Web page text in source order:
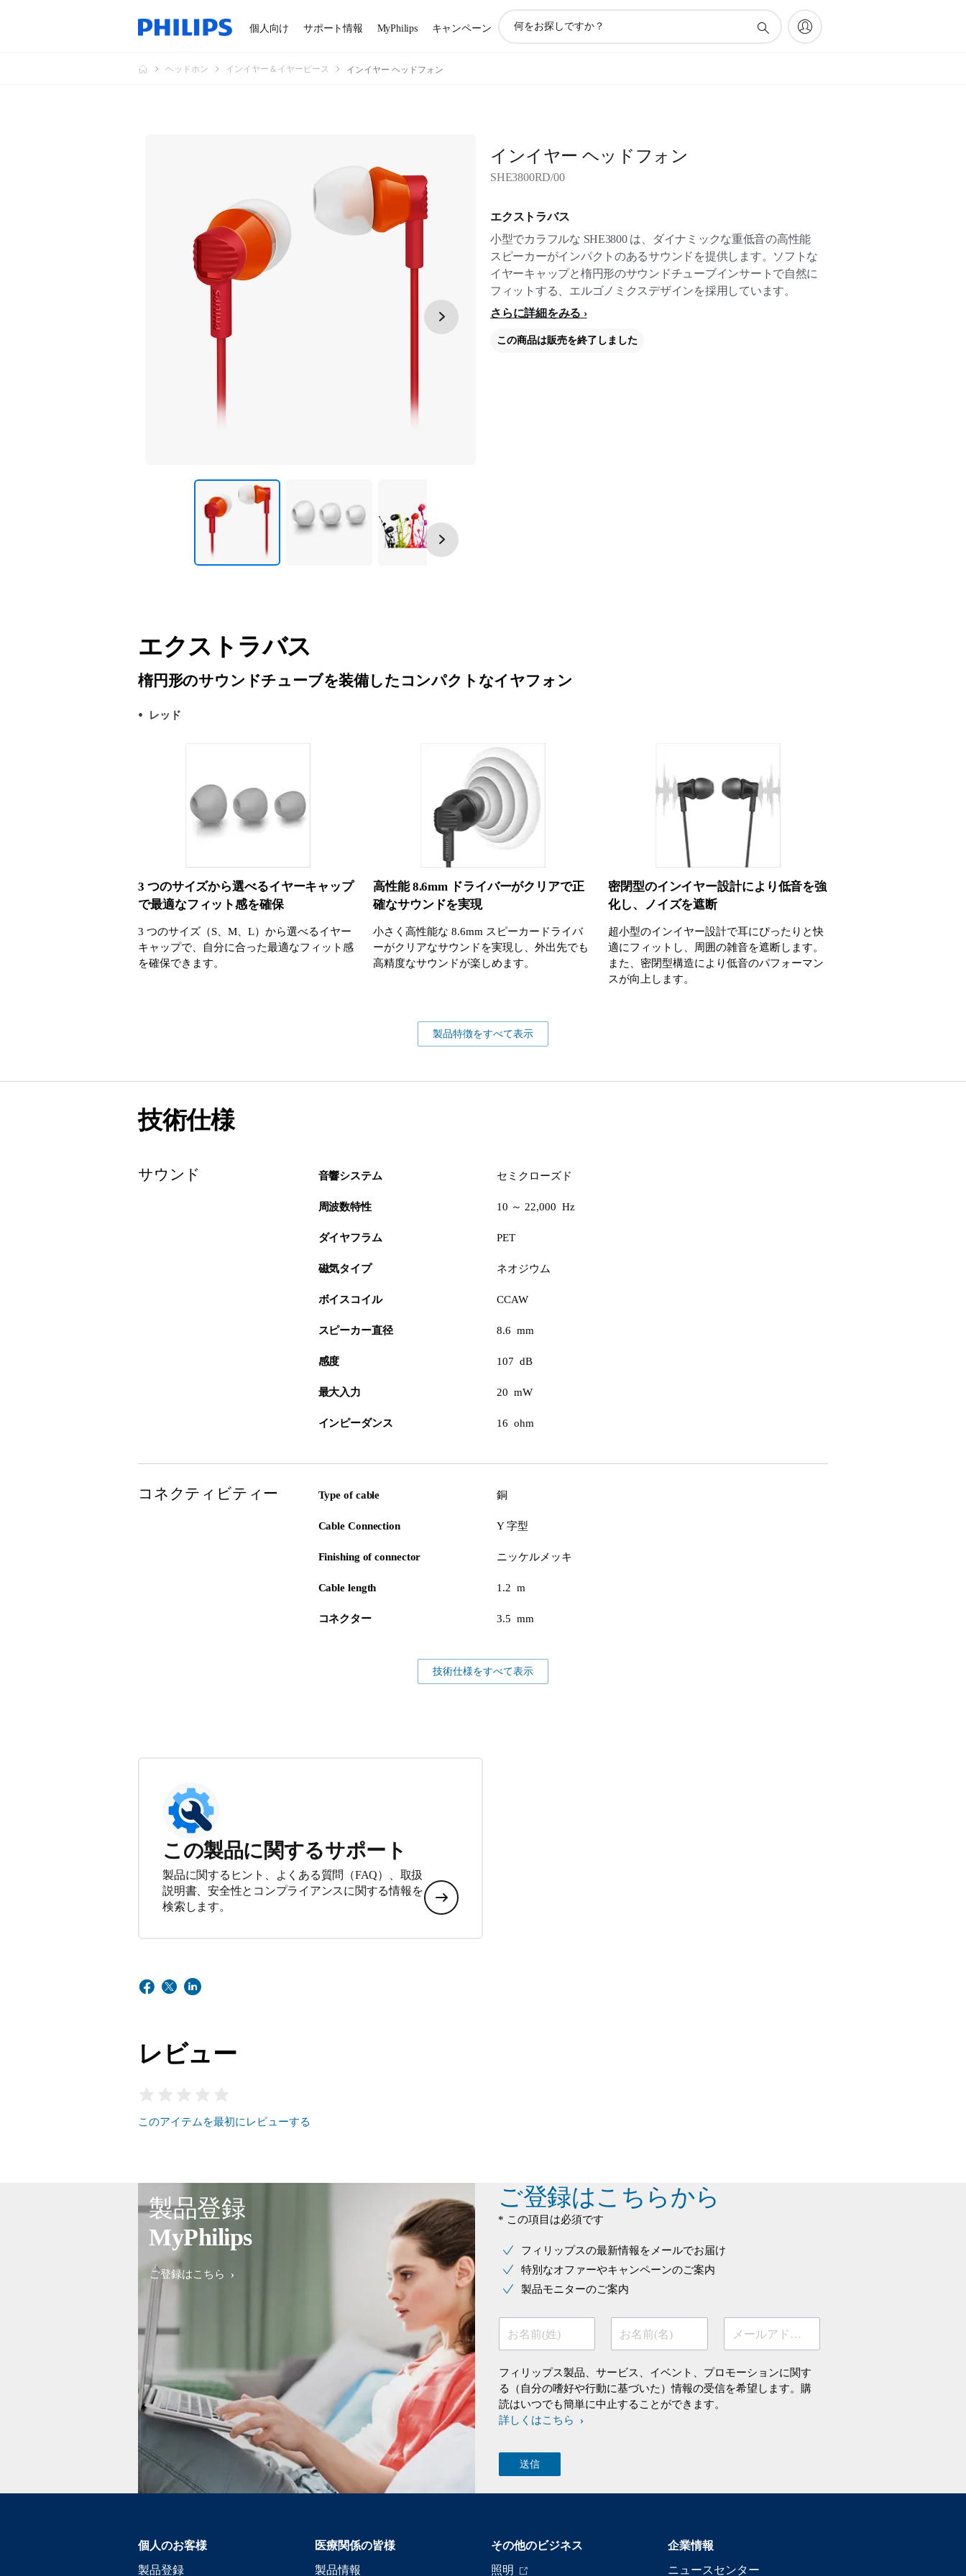
個人向け サポート情報 MyPhilips キャンペーン
索
ヘッドホン インイヤー＆イヤーピース インイヤー ヘッドフォン
インイヤー ヘッドフォン
SHE3800RD/00
エクストラバス
小型でカラフルな SHE3800 は、ダイナミックな重低音の高性能
スピーカーがインパクトのあるサウンドを提供します。ソフトな
イヤーキャップと楕円形のサウンドチューブインサートで自然に
フィットする、エルゴノミクスデザインを採用しています。
さらに詳細をみる
この商品は販売を終了しました
エクストラバス
楕円形のサウンドチューブを装備したコンパクトなイヤフォン
レッド
3 つのサイズから選べるイヤーキャップ
で最適なフィット感を確保
3 つのサイズ（S、M、L）から選べるイヤー
キャップで、自分に合った最適なフィット感
を確保できます。
高性能 8.6mm ドライバーがクリアで正
確なサウンドを実現
小さく高性能な 8.6mm スピーカードライバ
ーがクリアなサウンドを実現し、外出先でも
高精度なサウンドが楽しめます。
密閉型のインイヤー設計により低音を強
化し、ノイズを遮断
超小型のインイヤー設計で耳にぴったりと快
適にフィットし、周囲の雑音を遮断します。
また、密閉型構造により低音のパフォーマン
スが向上します。
製品特徴をすべて表示
技術仕様
サウンド 音響システム セミクローズド
周波数特性 10 ～ 22,000 Hz
ダイヤフラム PET
磁気タイプ ネオジウム
ボイスコイル CCAW
スピーカー直径 8.6 mm
感度 107 dB
最大入力 20 mW
インピーダンス 16 ohm
コネクティビティー Type of cable 銅
Cable Connection Y 字型
Finishing of connector ニッケルメッキ
Cable length 1.2 m
コネクター 3.5 mm
技術仕様をすべて表示
この製品に関するサポート
製品に関するヒント、よくある質問（FAQ）、取扱
説明書、安全性とコンプライアンスに関する情報を
検索します。
レビュー
このアイテムを最初にレビューする
製品登録
MyPhilips
ご登録はこちら
ご登録はこちらから
* この項目は必須です
フィリップスの最新情報をメールでお届け
特別なオファーやキャンペーンのご案内
製品モニターのご案内
お名前(姓) お名前(名) メールアドレス
フィリップス製品、サービス、イベント、プロモーションに関す
る（自分の嗜好や行動に基づいた）情報の受信を希望します。購
読はいつでも簡単に中止することができます。
詳しくはこちら
個人のお客様
製品登録
医療関係の皆様
製品情報
その他のビジネス
照明
企業情報
ニュースセンター